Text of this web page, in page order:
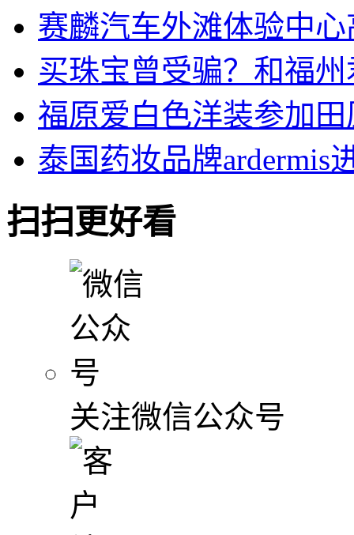
赛麟汽车外滩体验中
买珠宝曾受骗？和福
福原爱白色洋装参加
泰国药妆品牌ardermis
扫扫更好看
关注微信公众号